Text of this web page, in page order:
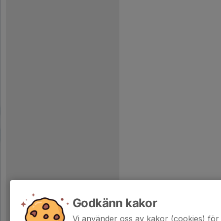
Godkänn kakor
Vi använder oss av kakor (cookies)